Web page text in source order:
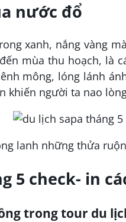
nước đổ
xanh, nắng vàng
mùa thu hoạch, là
mông, lóng lánh
khiến người ta nao
lanh những thửa
5 check- in
trong tour du